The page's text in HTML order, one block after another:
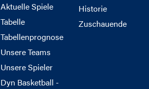
Aktuelle Spiele
Tabelle
Tabellenprognose
Unsere Teams
Unsere Spieler
Dyn Basketball -
Historie
Zuschauende